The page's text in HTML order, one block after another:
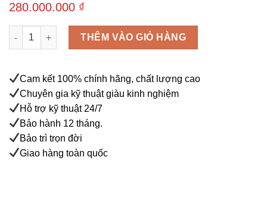
280.000.000 ₫
Máy chiết rót nước ngọt có ga số lượng
THÊM VÀO GIỎ HÀNG
Cam kết 100% chính hãng, chất lượng cao
Chuyên gia kỹ thuật giàu kinh nghiệm
Hỗ trợ kỹ thuật 24/7
Bảo hành 12 tháng.
Bảo trì trọn đời
Giao hàng toàn quốc